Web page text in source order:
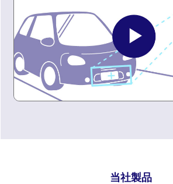
当社製品